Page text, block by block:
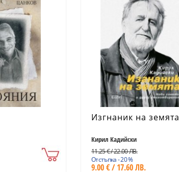
Изгнаник на земята
Кирил Кадийски
11.25 € / 22.00 ЛВ.
Отстъпка - 20 %
9.00 € / 17.60 ЛВ.